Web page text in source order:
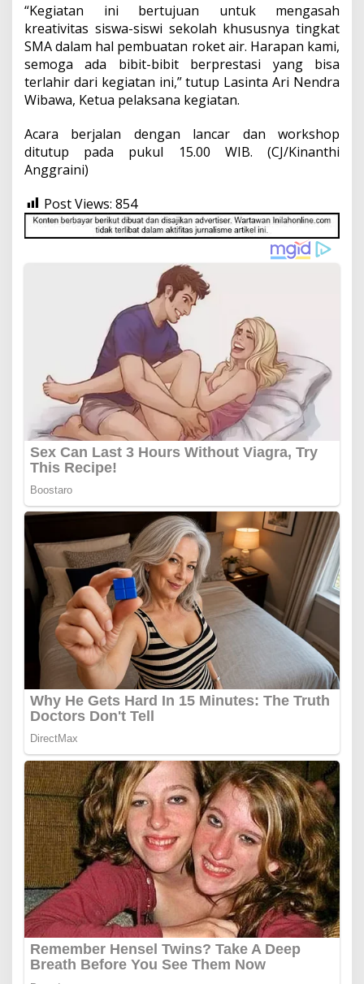
“Kegiatan ini bertujuan untuk mengasah
kreativitas siswa-siswi sekolah khususnya tingkat
SMA dalam hal pembuatan roket air. Harapan kami,
semoga ada bibit-bibit berprestasi yang bisa
terlahir dari kegiatan ini,” tutup Lasinta Ari Nendra
Wibawa, Ketua pelaksana kegiatan.
Acara berjalan dengan lancar dan workshop
ditutup pada pukul 15.00 WIB. (CJ/Kinanthi
Anggraini)
Post Views: 854